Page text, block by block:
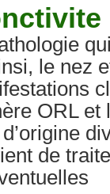
le nez
ORL et
de